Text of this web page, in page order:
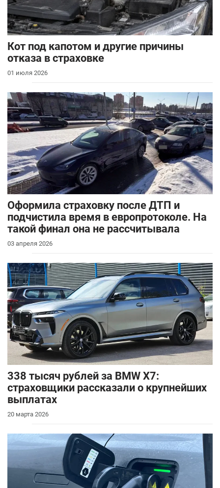
Кот под капотом и другие причины
отказа в страховке
01 июля 2026
Оформила страховку после ДТП и
подчистила время в европротоколе. На
такой финал она не рассчитывала
03 апреля 2026
338 тысяч рублей за BMW X7:
страховщики рассказали о крупнейших
выплатах
20 марта 2026